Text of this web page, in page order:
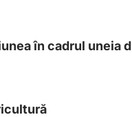
în cadrul uneia